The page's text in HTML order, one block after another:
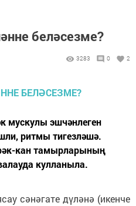
беләсезме?
3283 0 2
мускулы эшчәнлеген
ритмы тигезләшә.
кан тамырларының
кулланыла.
сәнәгате дүләнә (икенче